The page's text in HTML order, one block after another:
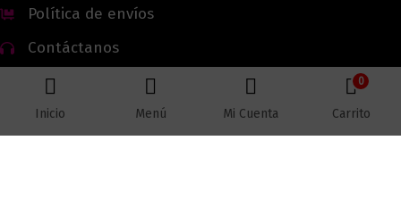
Política de envíos
Contáctanos
Todos los derechos reservados © 2026 Lectores.co |
Inicio Menú Mi Cuenta
0
Carrito